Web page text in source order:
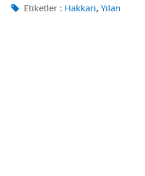
Etiketler : Hakkari, Yılan